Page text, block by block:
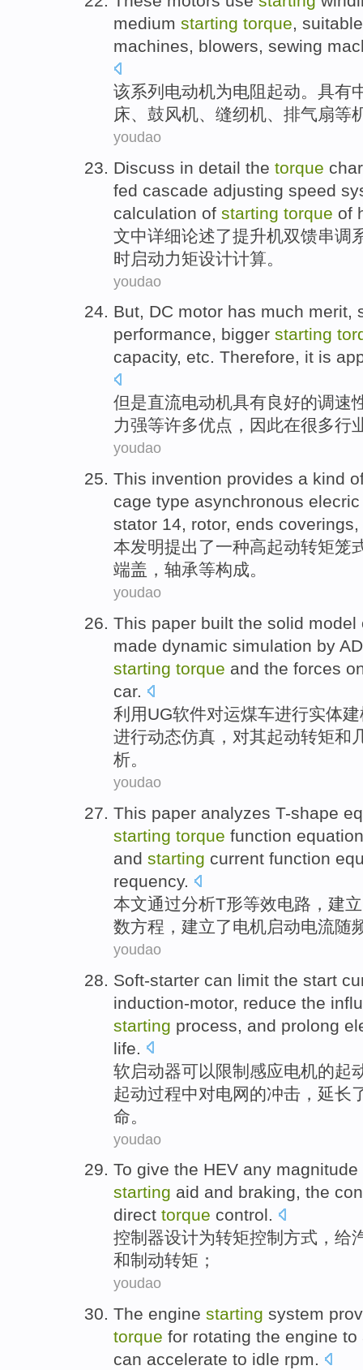
medium starting torque, suitable
machines, blowers, sewing
该系列电动机为电阻 起动。 具有
床、 鼓风机、 缝纫机、排气扇等
youdao
Discuss in detail the torque
fed cascade adjusting speed
calculation of starting torque of
文中详细论述了提升机双馈串调
时启动力矩设计计算 。
youdao
But, DC motor has much merit,
performance, bigger starting
capacity, etc. Therefore, it is
但是直流电动机具有良好的调速
力强等许多优点 ， 因此在很多行
youdao
This invention provides a kind
cage type asynchronous
stator 14, rotor, ends coverings,
本发明提出了一种高起动转矩笼
端盖 ， 轴承等构成。
youdao
This paper built the solid model
made dynamic simulation by
starting torque and the forces
car.
利用UG软件对运煤车进行实体
进行动态仿真 ，对其起动转矩和
析。
youdao
This paper analyzes T-shape
starting torque function equation
and starting current function
requency.
本文通过分析T形等效电路 ， 建立
数方程 ，建立了电机启动电流随
youdao
Soft-starter can limit the start
induction-motor, reduce the
starting process , and prolong
life.
软 启动器可以限制感应电机的起
起动过程中对电网的冲击， 延长
命。
youdao
To give the HEV any magnitude
starting aid and braking, the
direct torque control.
控制器设计为转矩控制方式， 给
和制动转矩；
youdao
The engine starting system
torque for rotating the engine
can accelerate to idle rpm.